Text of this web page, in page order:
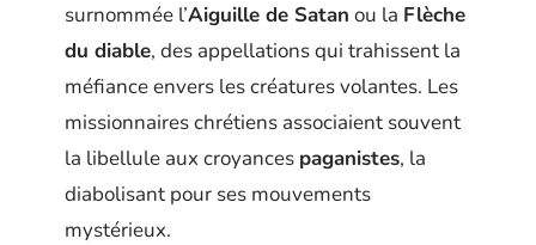
surnommée l’Aiguille de Satan ou la Flèche
du diable, des appellations qui trahissent la
méfiance envers les créatures volantes. Les
missionnaires chrétiens associaient souvent
la libellule aux croyances paganistes, la
diabolisant pour ses mouvements
mystérieux.